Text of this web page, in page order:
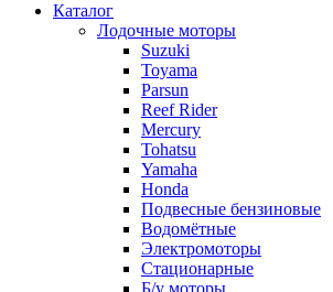
Каталог
Лодочные моторы
Suzuki
Toyama
Parsun
Reef Rider
Mercury
Tohatsu
Yamaha
Honda
Подвесные бензиновые
Водомётные
Электромоторы
Стационарные
Б/у моторы